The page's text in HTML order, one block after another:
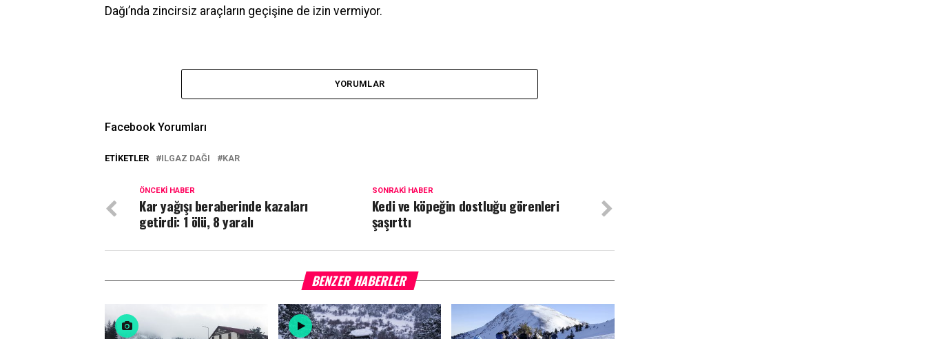
Dağı’nda zincirsiz araçların geçişine de izin vermiyor.
YORUMLAR
Facebook Yorumları
ETIKETLER ILGAZ DAĞI KAR
SONRAKI HABER
Kedi ve köpeğin dostluğu görenleri
şaşırttı
ÖNCEKI HABER
Kar yağışı beraberinde kazaları
getirdi: 1 ölü, 8 yaralı
BENZER HABERLER